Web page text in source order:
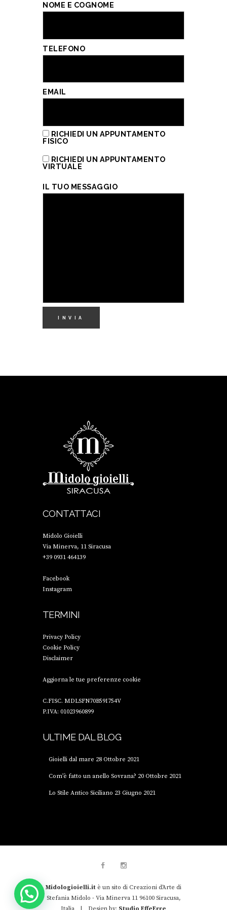
NOME E COGNOME
TELEFONO
EMAIL
RICHIEDI UN APPUNTAMENTO
FISICO
RICHIEDI UN APPUNTAMENTO
VIRTUALE
IL TUO MESSAGGIO
CONTATTACI
Midolo Gioielli
Via Minerva, 11 Siracusa
+39 0931 464139
Facebook
Instagram
TERMINI
Privacy Policy
Cookie Policy
Disclaimer
Aggiorna le tue preferenze cookie
C.FISC. MDLSFN70B59I754V
P.IVA: 01023960899
ULTIME DAL BLOG
Gioielli dal mare 28 Ottobre 2021
Com’è fatto un anello Sovrana? 20 Ottobre 2021
Lo Stile Antico Siciliano 23 Giugno 2021
Midologioielli.it è un sito di Creazioni d'Arte di
Stefania Midolo - Via Minerva 11 96100 Siracusa,